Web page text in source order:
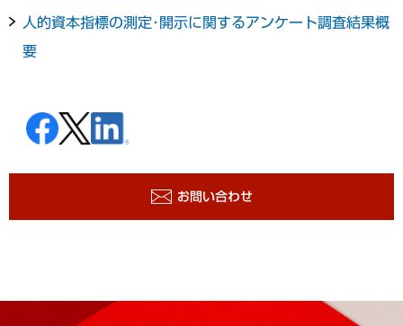
人的資本指標の測定･開示に関するアンケート調査結果概
要
お問い合わせ